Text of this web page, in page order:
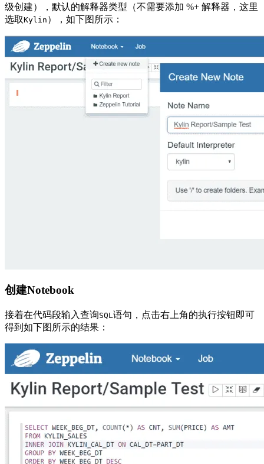
级创建），默认的解释器类型（不需要添加 %+ 解释器，这里
选取Kylin ），如下图所示：
创建Notebook
接着在代码段输入查询SQL语句，点击右上角的执行按钮即可
得到如下图所示的结果：